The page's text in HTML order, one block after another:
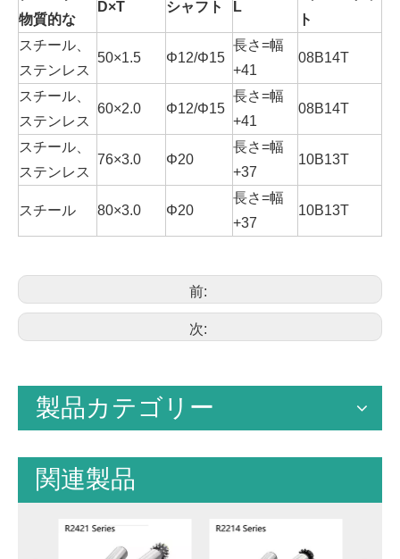
物質的な
D×T シャフト L
ト
スチール、
ステンレス
50×1.5 Φ12/Φ15
長さ=幅
+41
08B14T
スチール、
ステンレス
60×2.0 Φ12/Φ15
長さ=幅
+41
08B14T
スチール、
ステンレス
76×3.0 Φ20
長さ=幅
+37
10B13T
スチール 80×3.0 Φ20
長さ=幅
+37
10B13T
前:
次:
製品カテゴリー
関連製品